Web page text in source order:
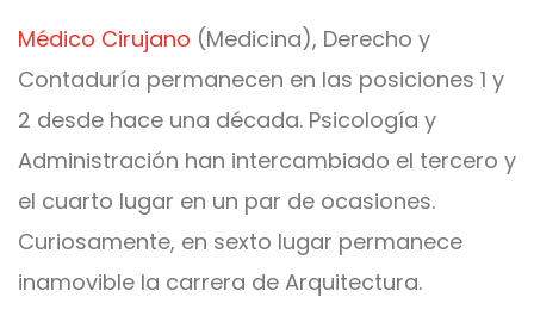
Médico Cirujano (Medicina), Derecho y
Contaduría permanecen en las posiciones 1 y
2 desde hace una década. Psicología y
Administración han intercambiado el tercero y
el cuarto lugar en un par de ocasiones.
Curiosamente, en sexto lugar permanece
inamovible la carrera de Arquitectura.